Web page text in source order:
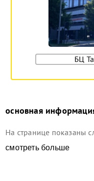
БЦ
основная
На странице показаны
смотреть больше